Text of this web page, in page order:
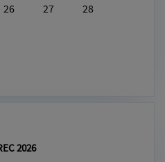
26 27 28
2026